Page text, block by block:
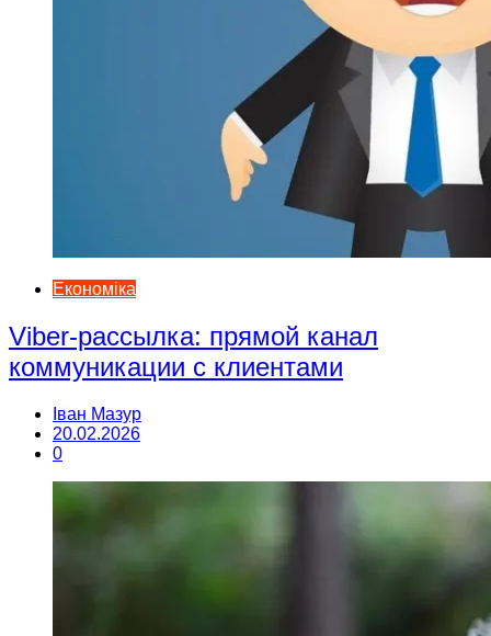
Економіка
Viber-рассылка: прямой канал
коммуникации с клиентами
Іван Мазур
20.02.2026
0